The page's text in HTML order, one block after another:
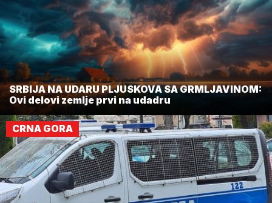
SRBIJA NA UDARU PLJUSKOVA SA GRMLJAVINOM:
Ovi delovi zemlje prvi na udadru
CRNA GORA